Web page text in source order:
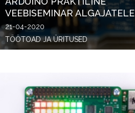
VEEBISEMINAR ALGAJATELE
21-04-2020
TÖÖTOAD JA ÜRITUSED